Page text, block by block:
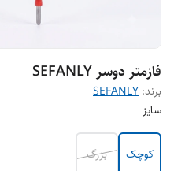
فازمتر دوسر SEFANLY
برند: SEFANLY
سایز
کوچک بزرگ